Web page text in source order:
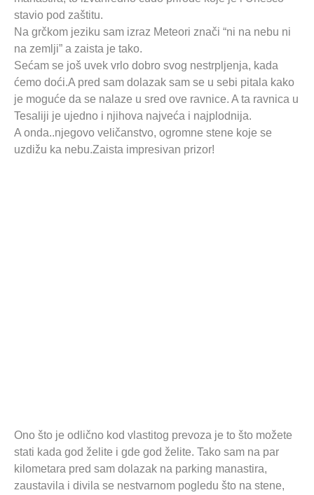
stavio pod zaštitu.
Na grčkom jeziku sam izraz Meteori znači “ni na nebu ni
na zemlji” a zaista je tako.
Sećam se još uvek vrlo dobro svog nestrpljenja, kada
ćemo doći.A pred sam dolazak sam se u sebi pitala kako
je moguće da se nalaze u sred ove ravnice. A ta ravnica u
Tesaliji je ujedno i njihova najveća i najplodnija.
A onda..njegovo veličanstvo, ogromne stene koje se
uzdižu ka nebu.Zaista impresivan prizor!
Ono što je odlično kod vlastitog prevoza je to što možete
stati kada god želite i gde god želite. Tako sam na par
kilometara pred sam dolazak na parking manastira,
zaustavila i divila se nestvarnom pogledu što na stene,